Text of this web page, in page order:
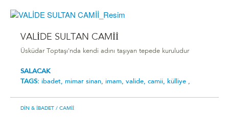
VALİDE SULTAN CAMİİ
Üsküdar Toptaşı'nda kendi adını taşıyan tepede kuruludur
SALACAK
TAGS: ibadet, mimar sinan, imam, valide, camii, külliye ,
DIN & İBADET / CAMII